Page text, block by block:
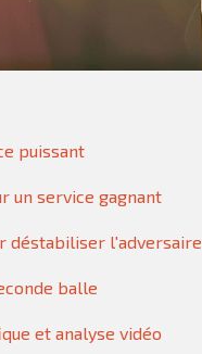
puissant
un service gagnant
déstabiliser l'adversaire
balle
et analyse vidéo